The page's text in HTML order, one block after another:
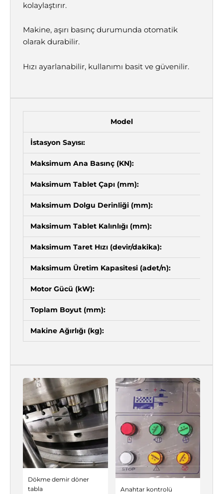
kolaylaştırır.
Makine, aşırı basınç durumunda otomatik
olarak durabilir.
Hızı ayarlanabilir, kullanımı basit ve güvenilir.
Model
İstasyon Sayısı:
Maksimum Ana Basınç (KN):
Maksimum Tablet Çapı (mm):
Maksimum Dolgu Derinliği (mm):
Maksimum Tablet Kalınlığı (mm):
Maksimum Taret Hızı (devir/dakika):
Maksimum Üretim Kapasitesi (adet/n):
Motor Gücü (kW):
Toplam Boyut (mm):
Makine Ağırlığı (kg):
Dökme demir döner
tabla
Anahtar kontrolü